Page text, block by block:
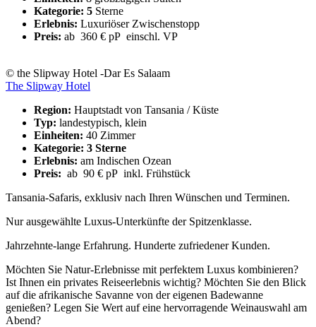
Kategorie: 5 Sterne
Erlebnis: Luxuriöser Zwischenstopp
Preis: ab 360 € pP einschl. VP
© the Slipway Hotel -Dar Es Salaam
The Slipway Hotel
Region: Hauptstadt von Tansania / Küste
Typ: landestypisch, klein
Einheiten: 40 Zimmer
Kategorie: 3 Sterne
Erlebnis: am Indischen Ozean
Preis: ab 90 € pP inkl. Frühstück
Tansania-Safaris, exklusiv nach Ihren Wünschen und Terminen.
Nur ausgewählte Luxus-Unterkünfte der Spitzenklasse.
Jahrzehnte-lange Erfahrung. Hunderte zufriedener Kunden.
Möchten Sie Natur-Erlebnisse mit perfektem Luxus kombinieren?
Ist Ihnen ein privates Reiseerlebnis wichtig? Möchten Sie den Blick
auf die afrikanische Savanne von der eigenen Badewanne
genießen? Legen Sie Wert auf eine hervorragende Weinauswahl am
Abend?